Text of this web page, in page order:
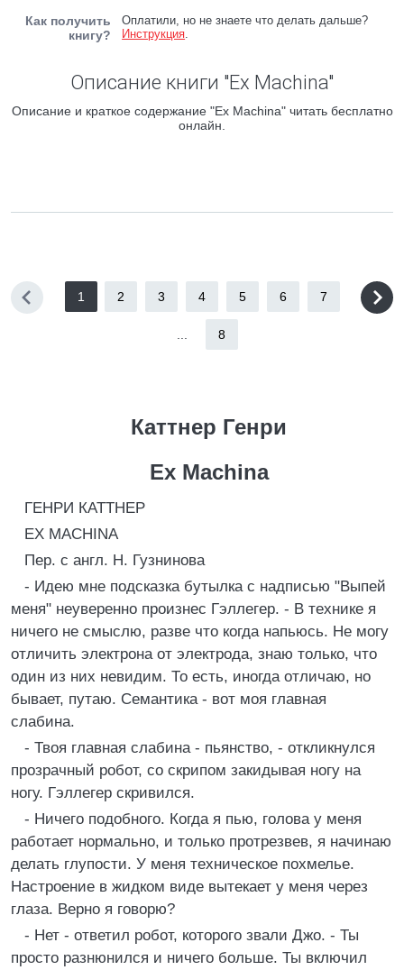
Как получить
книгу?
Оплатили, но не знаете что делать дальше?
Инструкция.
Описание книги "Ex Machina"
Описание и краткое содержание "Ex Machina" читать бесплатно
онлайн.
1 2 3 4 5 6 7
8
Каттнер Генри
Ex Machina
ГЕНРИ КАТТНЕР
EX MACHINA
Пер. с англ. Н. Гузнинова
- Идею мне подсказка бутылка с надписью "Выпей
меня" неуверенно произнес Гэллегер. - В технике я
ничего не смыслю, разве что когда напьюсь. Не могу
отличить электрона от электрода, знаю только, что
один из них невидим. То есть, иногда отличаю, но
бывает, путаю. Семантика - вот моя главная
слабина.
- Твоя главная слабина - пьянство, - откликнулся
прозрачный робот, со скрипом закидывая ногу на
ногу. Гэллегер скривился.
- Ничего подобного. Когда я пью, голова у меня
работает нормально, и только протрезвев, я начинаю
делать глупости. У меня техническое похмелье.
Настроение в жидком виде вытекает у меня через
глаза. Верно я говорю?
- Нет - ответил робот, которого звали Джо. - Ты
просто разнюнился и ничего больше. Ты включил